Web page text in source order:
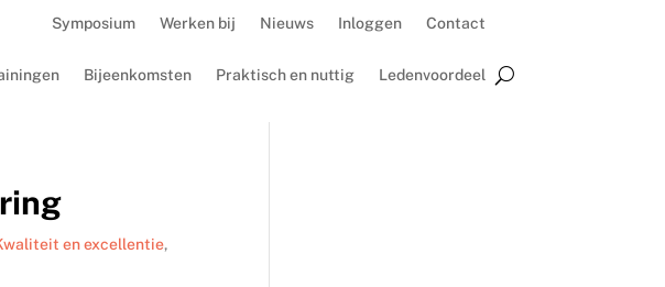
Symposium Werken bij Nieuws Inloggen Contact
Bijeenkomsten Praktisch en nuttig Ledenvoordeel
en excellentie,